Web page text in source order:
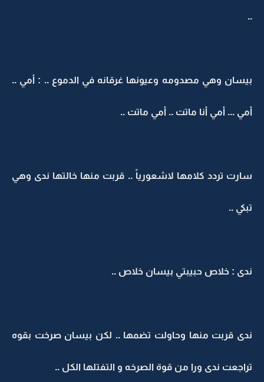
..
بيسان وهي مصدومه وعيونها غرقانه في الدموع .. : أمي ..
أمي ... أمي أنا ماتت .. أمي ماتت ..
سارت تردد كلامها لاشعورياً .. قربت منها خالتها ندى وهي
تبكي ..
ندى : خلاص حبيبتي بيسان خلاص ..
ندى قربت منها وحاولت تضمها .. لكن بيسان صرخت بقوه
تراجعت ندى ورا من قوة الصرخه و التفتلها الكل ..